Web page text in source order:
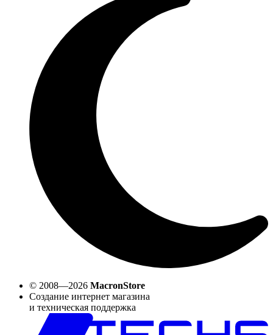
© 2008—2026 MacronStore
Создание интернет магазина
и техническая поддержка